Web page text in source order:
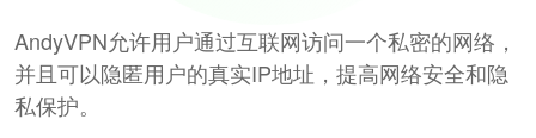
AndyVPN允许用户通过互联网访问一个私密的网络，
并且可以隐匿用户的真实IP地址，提高网络安全和隐
私保护。